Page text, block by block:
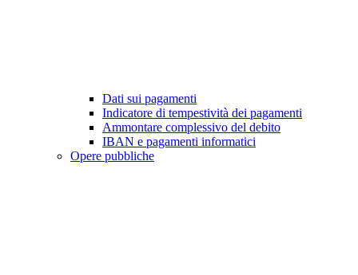
Dati sui pagamenti
Indicatore di tempestività dei pagamenti
Ammontare complessivo del debito
IBAN e pagamenti informatici
Opere pubbliche